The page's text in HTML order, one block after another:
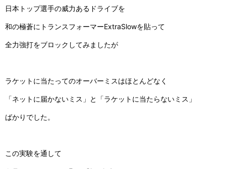
日本トップ選手の威力あるドライブを
和の極蒼にトランスフォーマーExtraSlowを貼って
全力強打をブロックしてみましたが
ラケットに当たってのオーバーミスはほとんどなく
「ネットに届かないミス」と「ラケットに当たらないミス」
ばかりでした。
この実験を通して